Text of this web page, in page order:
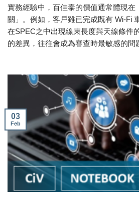
實務經驗中，百佳泰的價值通常體現在
關」。例如，客戶雖已完成既有 Wi-Fi
在SPEC之中出現線束長度與天線條件
的差異，往往會成為審查時最敏感的問
03
Feb